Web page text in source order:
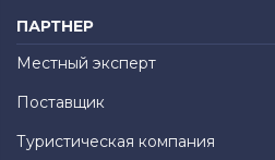
ПАРТНЕР
Местный эксперт
Поставщик
Туристическая компания